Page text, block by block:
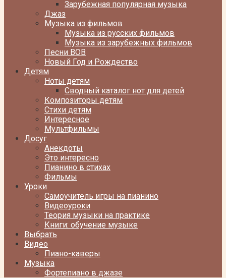
Зарубежная популярная музыка
Джаз
Музыка из фильмов
Музыка из русских фильмов
Музыка из зарубежных фильмов
Песни ВОВ
Новый Год и Рождество
Детям
Ноты детям
Сводный каталог нот для детей
Композиторы детям
Стихи детям
Интересное
Мультфильмы
Досуг
Анекдоты
Это интересно
Пианино в стихах
Фильмы
Уроки
Самоучитель игры на пианино
Видеоуроки
Теория музыки на практике
Книги: обучение музыке
Выбрать
Видео
Пиано-каверы
Музыка
Фортепиано в джазе